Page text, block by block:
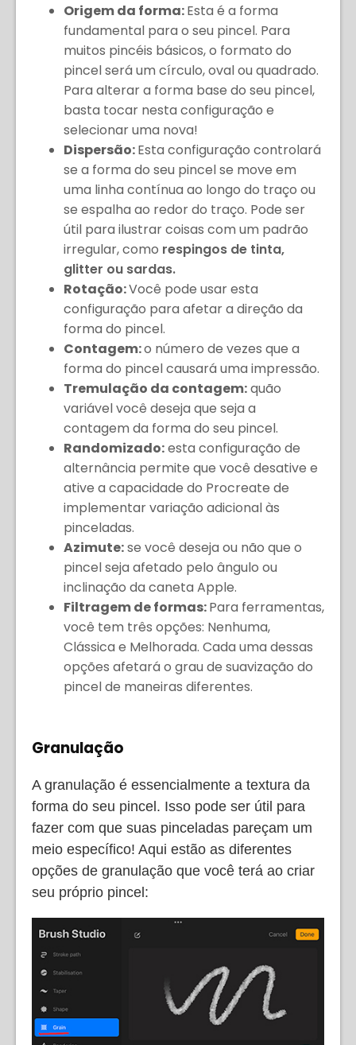
Origem da forma:Esta é a forma
fundamental para o seu pincel. Para
muitos pincéis básicos, o formato do
pincel será um círculo, oval ou quadrado.
Para alterar a forma base do seu pincel,
basta tocar nesta configuração e
selecionar uma nova!
Dispersão:Esta configuração controlará
se a forma do seu pincel se move em
uma linha contínua ao longo do traço ou
se espalha ao redor do traço. Pode ser
útil para ilustrar coisas com um padrão
irregular, como respingos de tinta,
glitter ou sardas.
Rotação:Você pode usar esta
configuração para afetar a direção da
forma do pincel.
Contagem:o número de vezes que a
forma do pincel causará uma impressão.
Tremulação da contagem:quão
variável você deseja que seja a
contagem da forma do seu pincel.
Randomizado:esta configuração de
alternância permite que você desative e
ative a capacidade do Procreate de
implementar variação adicional às
pinceladas.
Azimute:se você deseja ou não que o
pincel seja afetado pelo ângulo ou
inclinação da caneta Apple.
Filtragem de formas:Para ferramentas,
você tem três opções: Nenhuma,
Clássica e Melhorada. Cada uma dessas
opções afetará o grau de suavização do
pincel de maneiras diferentes.
Granulação
A granulação é essencialmente a textura da
forma do seu pincel. Isso pode ser útil para
fazer com que suas pinceladas pareçam um
meio específico! Aqui estão as diferentes
opções de granulação que você terá ao criar
seu próprio pincel: